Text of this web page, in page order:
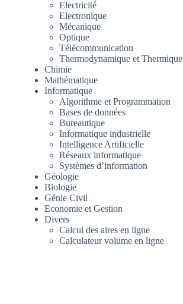
Electricité
Electronique
Mécanique
Optique
Télécommunication
Thermodynamique et Thermique
Chimie
Mathématique
Informatique
Algorithme et Programmation
Bases de données
Bureautique
Informatique industrielle
Intelligence Artificielle
Réseaux informatique
Systèmes d’information
Géologie
Biologie
Génie Civil
Economie et Gestion
Divers
Calcul des aires en ligne
Calculateur volume en ligne